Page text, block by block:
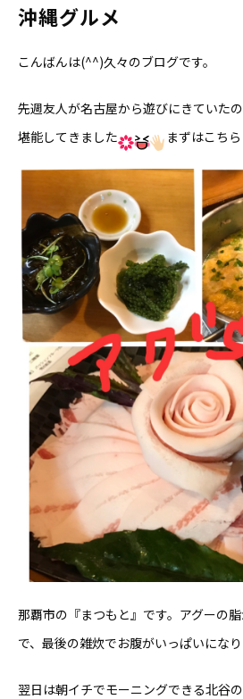
沖縄グルメ
こんばんは(^^)久々のブログです。
先週友人が名古屋から遊びにきていた
堪能してきました
まずはこち
那覇市の『まつもと』です。アグーの
で、最後の雑炊でお腹がいっぱいにな
翌日は朝イチでモーニングできる北谷